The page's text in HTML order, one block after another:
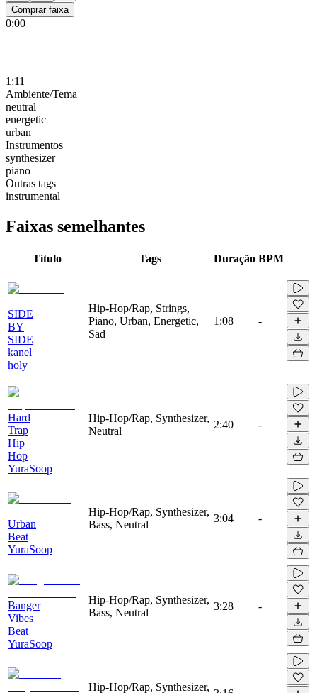
Comprar faixa
0:00
1:11
Ambiente/Tema
neutral
energetic
urban
Instrumentos
synthesizer
piano
Outras tags
instrumental
Faixas semelhantes
Título Tags Duração BPM
SIDE
BY
SIDE
kanel
holy
Hip-Hop/Rap, Strings,
Piano, Urban, Energetic,
Sad
1:08 -
Hard
Trap
Hip
Hop
YuraSoop
Hip-Hop/Rap, Synthesizer,
Neutral
2:40 -
Urban
Beat
YuraSoop
Hip-Hop/Rap, Synthesizer,
Bass, Neutral
3:04 -
Banger
Vibes
Beat
YuraSoop
Hip-Hop/Rap, Synthesizer,
Bass, Neutral
3:28 -
Hip-Hop/Rap, Synthesizer,